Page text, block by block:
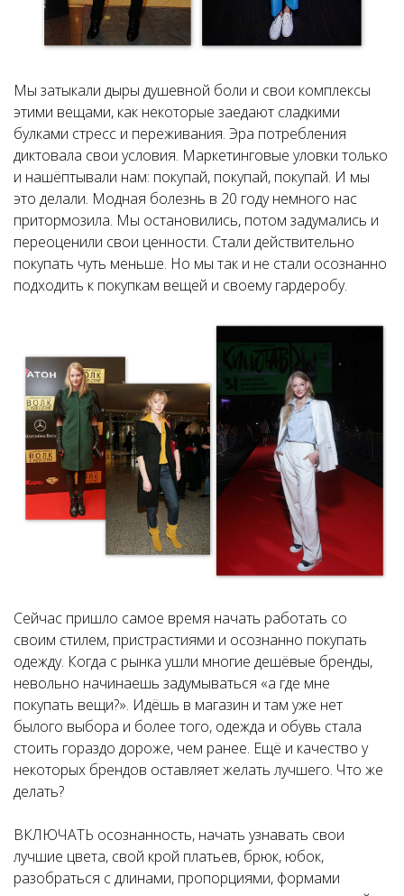
Мы затыкали дыры душевной боли и свои комплексы
этими вещами, как некоторые заедают сладкими
булками стресс и переживания. Эра потребления
диктовала свои условия. Маркетинговые уловки только
и нашёптывали нам: покупай, покупай, покупай. И мы
это делали. Модная болезнь в 20 году немного нас
притормозила. Мы остановились, потом задумались и
переоценили свои ценности. Стали действительно
покупать чуть меньше. Но мы так и не стали осознанно
подходить к покупкам вещей и своему гардеробу.
Сейчас пришло самое время начать работать со
своим стилем, пристрастиями и осознанно покупать
одежду. Когда с рынка ушли многие дешёвые бренды,
невольно начинаешь задумываться «а где мне
покупать вещи?». Идёшь в магазин и там уже нет
былого выбора и более того, одежда и обувь стала
стоить гораздо дороже, чем ранее. Ещё и качество у
некоторых брендов оставляет желать лучшего. Что же
делать?
ВКЛЮЧАТЬ осознанность, начать узнавать свои
лучшие цвета, свой крой платьев, брюк, юбок,
разобраться с длинами, пропорциями, формами